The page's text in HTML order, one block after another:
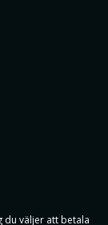
du väljer att betala